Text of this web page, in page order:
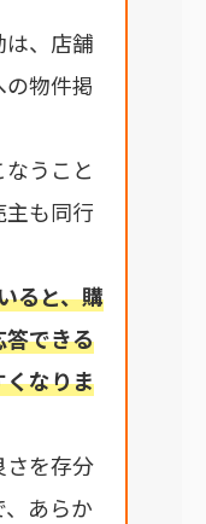
、店舗
物件掲
うこと
も同行
ると、購
できる
なりま
さを存分
あらか